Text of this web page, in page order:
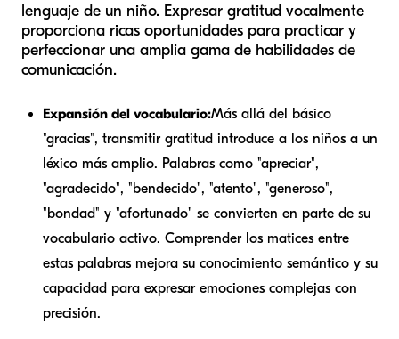
lenguaje de un niño. Expresar gratitud vocalmente
proporciona ricas oportunidades para practicar y
perfeccionar una amplia gama de habilidades de
comunicación.
Expansión del vocabulario:Más allá del básico
"gracias", transmitir gratitud introduce a los niños a un
léxico más amplio. Palabras como "apreciar",
"agradecido", "bendecido", "atento", "generoso",
"bondad" y "afortunado" se convierten en parte de su
vocabulario activo. Comprender los matices entre
estas palabras mejora su conocimiento semántico y su
capacidad para expresar emociones complejas con
precisión.